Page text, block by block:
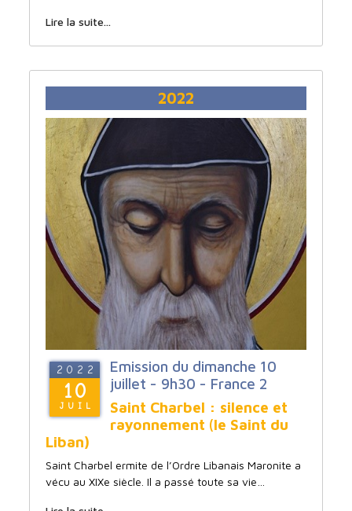
Lire la suite...
2022
2022
10
JUIL
Emission du dimanche 10
juillet - 9h30 - France 2
Saint Charbel : silence et
rayonnement (le Saint du
Liban)
Saint Charbel ermite de l’Ordre Libanais Maronite a
vécu au XIXe siècle. Il a passé toute sa vie…